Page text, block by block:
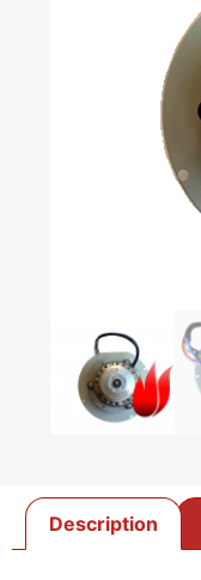
Description